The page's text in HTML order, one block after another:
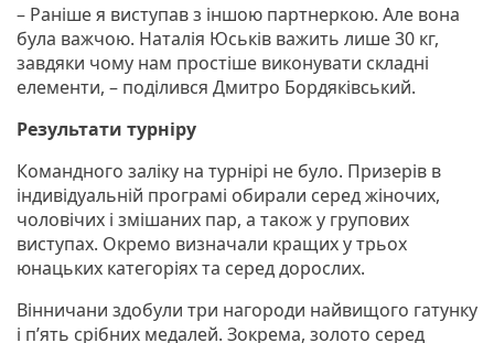
– Раніше я виступав з іншою партнеркою. Але вона
була важчою. Наталія Юськів важить лише 30 кг,
завдяки чому нам простіше виконувати складні
елементи, – поділився Дмитро Бордяківський.
Результати турніру
Командного заліку на турнірі не було. Призерів в
індивідуальній програмі обирaли серед жiночих,
чоловiчих і змiшaних пaр, a тaкож у групових
виступах. Окремо визначали кращих у трьох
юнацьких категоріях та серед дорослих.
Вінничани здобули три нагороди найвищого гатунку
і п’ять срібних медалей. Зокрема, золото серед